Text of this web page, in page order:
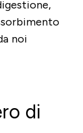
noi
di